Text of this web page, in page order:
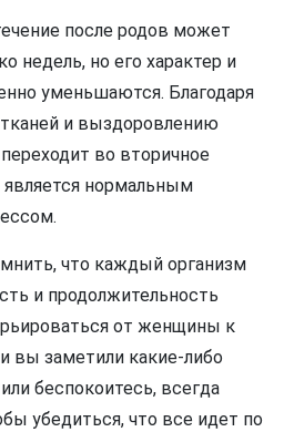
после родов может
недель, но его характер и
уменьшаются. Благодаря
и выздоровлению
во вторичное
является нормальным
что каждый организм
и продолжительность
от женщины к
вы заметили какие-либо
беспокоитесь, всегда
убедиться, что все идет по